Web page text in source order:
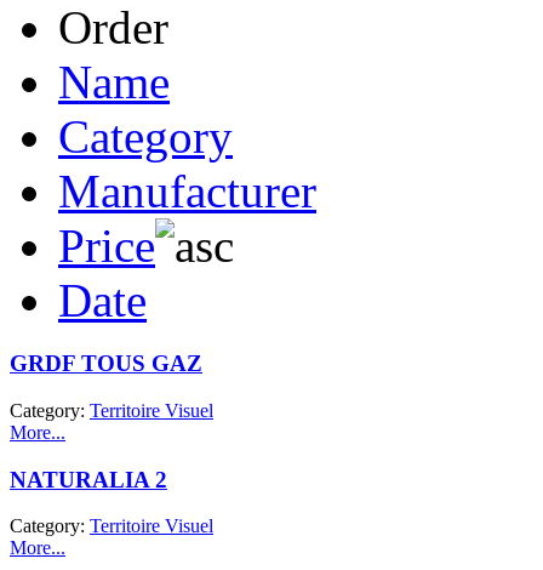
Order
Name
Category
Manufacturer
Price
Date
GRDF TOUS GAZ
Category: Territoire Visuel
More...
NATURALIA 2
Category: Territoire Visuel
More...